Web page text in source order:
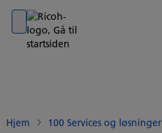
Go to banner
Go to content
Go to footer
Hjem 100 Services og løsninger